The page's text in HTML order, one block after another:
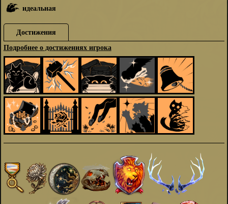
идеальная
Достижения
Подробнее о достижениях игрока